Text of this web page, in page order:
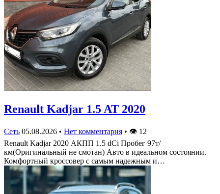
Renault Kadjar 1.5 AT 2020
Сеть 05.08.2026 • Нет комментария • 👁 12
Renault Kadjar 2020 АКПП 1.5 dCi Пробег 97т/
км(Оригинальный не смотан) Авто в идеальном состоянии.
Комфортный кроссовер с самым надежным и…